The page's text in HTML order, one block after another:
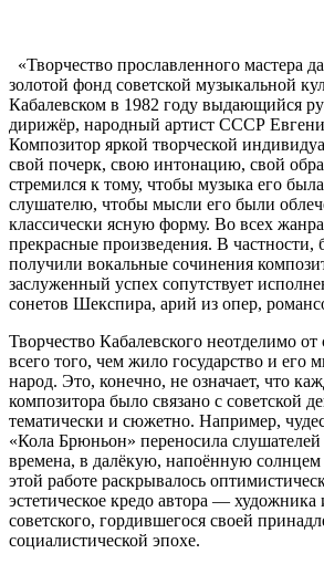
«Творчество прославленного мастера
золотой фонд советской музыкальной
Кабалевском в 1982 году выдающийся
дирижёр, народный артист СССР
Композитор яркой творческой
свой почерк, свою интонацию, свой
стремился к тому, чтобы музыка его
слушателю, чтобы мысли его были
классически ясную форму. Во всех
прекрасные произведения. В частности,
получили вокальные сочинения
заслуженный успех сопутствует
сонетов Шекспира, арий из опер,
Творчество Кабалевского неотделимо от
всего того, чем жило государство и его
народ. Это, конечно, не означает, что
композитора было связано с советской
тематически и сюжетно. Например,
«Кола Брюньон» переносила
времена, в далёкую, напоённую
этой работе раскрывалось
эстетическое кредо автора —
советского, гордившегося своей
социалистической эпохе.